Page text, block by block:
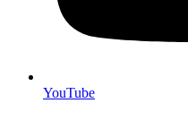
YouTube